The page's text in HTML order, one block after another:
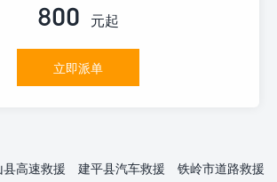
800 元起
立即派单
县高速救援 建平县汽车救援
铁岭市道路救援